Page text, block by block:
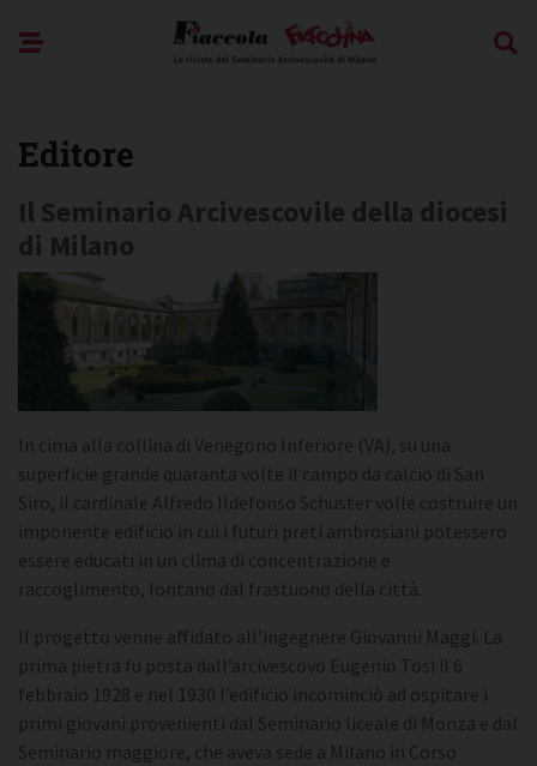
Editore
Il Seminario Arcivescovile della diocesi
di Milano
In cima alla collina di Venegono Inferiore (VA), su una
superficie grande quaranta volte il campo da calcio di San
Siro, il cardinale Alfredo Ildefonso Schuster volle costruire un
imponente edificio in cui i futuri preti ambrosiani potessero
essere educati in un clima di concentrazione e
raccoglimento, lontano dal frastuono della città.
Il progetto venne affidato all’ingegnere Giovanni Maggi. La
prima pietra fu posta dall’arcivescovo Eugenio Tosi il 6
febbraio 1928 e nel 1930 l’edificio incominciò ad ospitare i
primi giovani provenienti dal Seminario liceale di Monza e dal
Seminario maggiore, che aveva sede a Milano in Corso